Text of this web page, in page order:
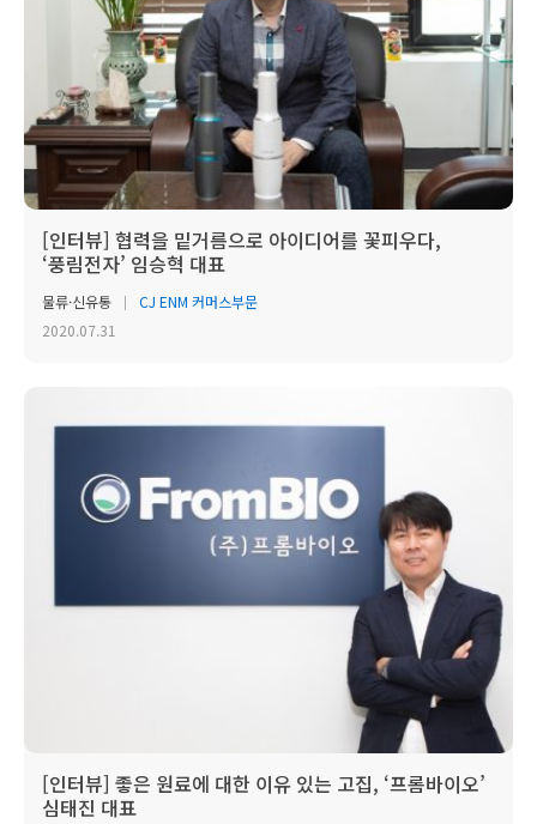
[인터뷰] 협력을 밑거름으로 아이디어를 꽃피우다,
‘풍림전자’ 임승혁 대표
물류·신유통
CJ ENM 커머스부문
2020.07.31
[인터뷰] 좋은 원료에 대한 이유 있는 고집, ‘프롬바이오’
심태진 대표